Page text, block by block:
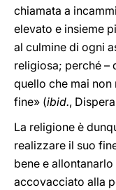
chiamata a
elevato e insieme
al culmine di ogni
religiosa; perché –
quello che mai non
fine» (ibid.,
La religione è
realizzare il suo
bene e
accovacciato alla